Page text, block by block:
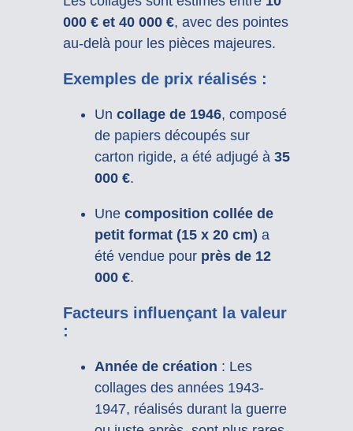
000 € et 40 000 €, avec des pointes
au-delà pour les pièces majeures.
Exemples de prix réalisés :
Un collage de 1946, composé
de papiers découpés sur
carton rigide, a été adjugé à 35
000 €.
Une composition collée de
petit format (15 x 20 cm) a
été vendue pour près de 12
000 €.
Facteurs influençant la valeur
:
Année de création : Les
collages des années 1943-
1947, réalisés durant la guerre